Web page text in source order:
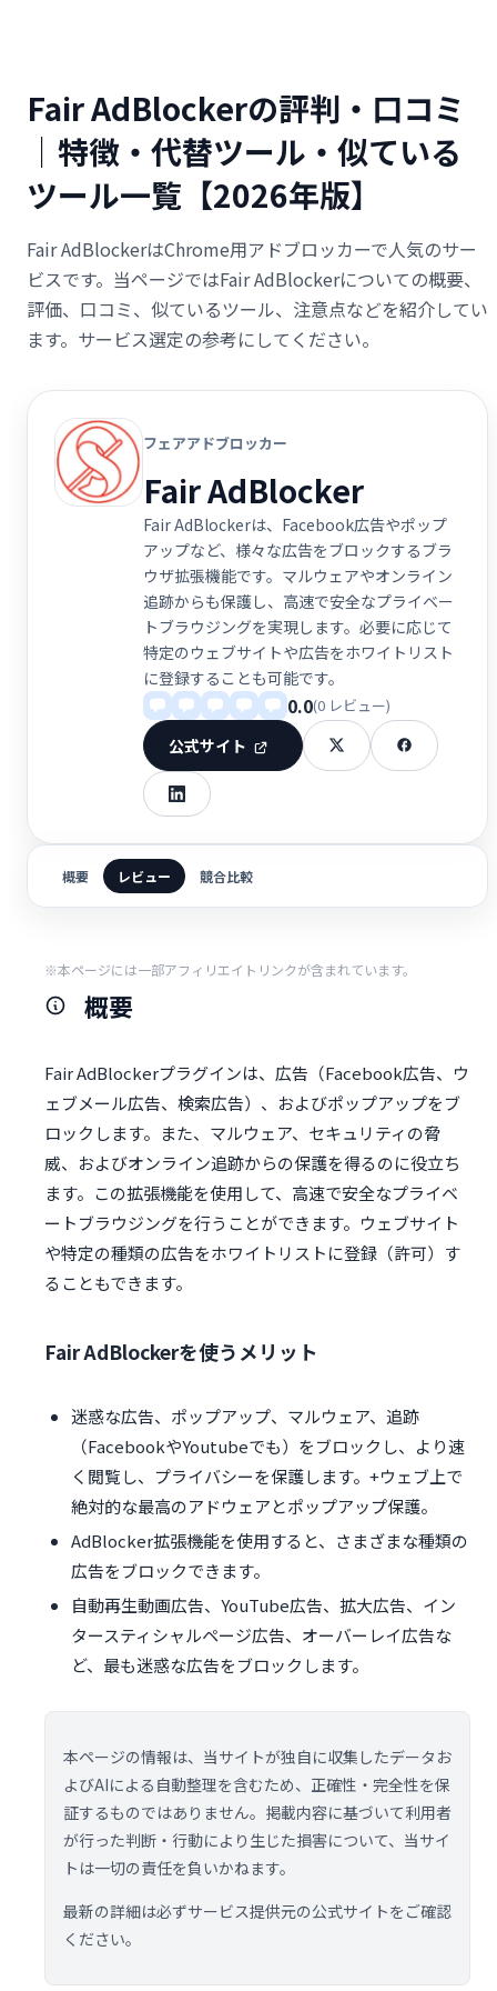
Fair AdBlockerの評判・口コミ
｜特徴・代替ツール・似ている
ツール一覧【2026年版】
Fair AdBlockerはChrome用アドブロッカーで人気のサー
ビスです。当ページではFair AdBlockerについての概要、
評価、口コミ、似ているツール、注意点などを紹介してい
ます。サービス選定の参考にしてください。
フェアアドブロッカー
Fair AdBlocker
Fair AdBlockerは、Facebook広告やポップ
アップなど、様々な広告をブロックするブラ
ウザ拡張機能です。マルウェアやオンライン
追跡からも保護し、高速で安全なプライベー
トブラウジングを実現します。必要に応じて
特定のウェブサイトや広告をホワイトリスト
に登録することも可能です。
0.0(0 レビュー)
公式サイト
概要 レビュー 競合比較
※本ページには一部アフィリエイトリンクが含まれています。
概要
Fair AdBlockerプラグインは、広告（Facebook広告、ウ
ェブメール広告、検索広告）、およびポップアップをブ
ロックします。また、マルウェア、セキュリティの脅
威、およびオンライン追跡からの保護を得るのに役立ち
ます。この拡張機能を使用して、高速で安全なプライベ
ートブラウジングを行うことができます。ウェブサイト
や特定の種類の広告をホワイトリストに登録（許可）す
ることもできます。
Fair AdBlockerを使うメリット
迷惑な広告、ポップアップ、マルウェア、追跡
（FacebookやYoutubeでも）をブロックし、より速
く閲覧し、プライバシーを保護します。+ウェブ上で
絶対的な最高のアドウェアとポップアップ保護。
AdBlocker拡張機能を使用すると、さまざまな種類の
広告をブロックできます。
自動再生動画広告、YouTube広告、拡大広告、イン
タースティシャルページ広告、オーバーレイ広告な
ど、最も迷惑な広告をブロックします。
本ページの情報は、当サイトが独自に収集したデータお
よびAIによる自動整理を含むため、正確性・完全性を保
証するものではありません。掲載内容に基づいて利用者
が行った判断・行動により生じた損害について、当サイ
トは一切の責任を負いかねます。
最新の詳細は必ずサービス提供元の公式サイトをご確認
ください。